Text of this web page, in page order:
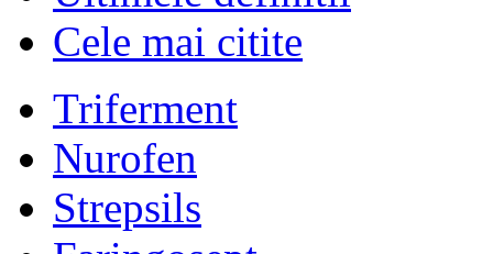
Cele mai citite
Triferment
Nurofen
Strepsils